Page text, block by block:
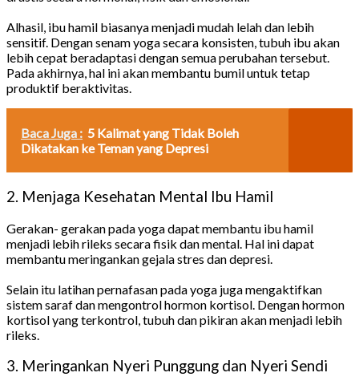
Alhasil, ibu hamil biasanya menjadi mudah lelah dan lebih
sensitif. Dengan senam yoga secara konsisten, tubuh ibu akan
lebih cepat beradaptasi dengan semua perubahan tersebut.
Pada akhirnya, hal ini akan membantu bumil untuk tetap
produktif beraktivitas.
Baca Juga : 5 Kalimat yang Tidak Boleh
Dikatakan ke Teman yang Depresi
2. Menjaga Kesehatan Mental Ibu Hamil
Gerakan- gerakan pada yoga dapat membantu ibu hamil
menjadi lebih rileks secara fisik dan mental. Hal ini dapat
membantu meringankan gejala stres dan depresi.
Selain itu latihan pernafasan pada yoga juga mengaktifkan
sistem saraf dan mengontrol hormon kortisol. Dengan hormon
kortisol yang terkontrol, tubuh dan pikiran akan menjadi lebih
rileks.
3. Meringankan Nyeri Punggung dan Nyeri Sendi